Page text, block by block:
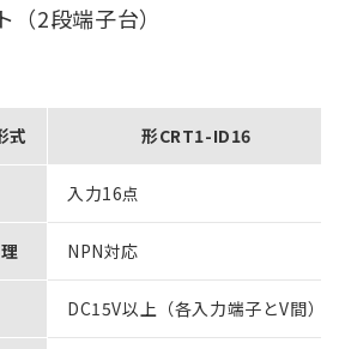
2段端子台）
式 形CRT1-ID16
入力16点
NPN対応
DC15V以上（各入力端子とV間）